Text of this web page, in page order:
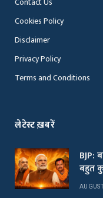
Cookies Policy
Disclaimer
Privacy Policy
Terms and Conditions
लेटेस्ट ख़बरें
BJP:
बहुत